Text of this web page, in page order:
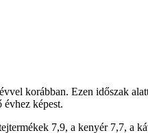
korábban. Ezen időszak
évhez képest.
7,9, a kenyér 7,7, a